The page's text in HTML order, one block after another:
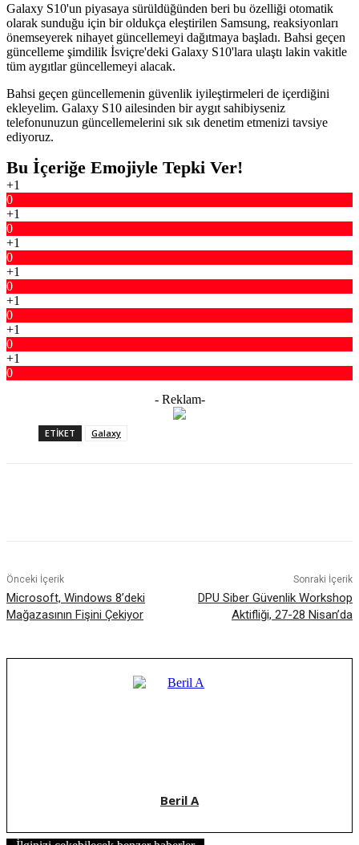
Galaxy S10'un piyasaya sürüldüğünden beri bu özelliği otomatik
olarak sunduğu için bir oldukça eleştirilen Samsung, reaksiyonları
önemseyerek nihayet güncellemeyi dağıtmaya başladı. Bahsi geçen
güncelleme şimdilik İsviçre'deki Galaxy S10'lara ulaştı lakin vakitle
tüm aygıtlar güncellemeyi alacak.
Bahsi geçen güncellemenin güvenlik iyileştirmeleri de içerdiğini
ekleyelim. Galaxy S10 ailesinden bir aygıt sahibiyseniz
telefonunuzun güncellemelerini sık sık denetim etmenizi tavsiye
ediyoruz.
Bu İçeriğe Emojiyle Tepki Ver!
+1
0
+1
0
+1
0
+1
0
+1
0
+1
0
+1
0
- Reklam-
ETIKET Galaxy
Önceki İçerik
Microsoft, Windows 8’deki
Mağazasının Fişini Çekiyor
Sonraki İçerik
DPU Siber Güvenlik Workshop
Aktifliği, 27-28 Nisan’da
Beril A